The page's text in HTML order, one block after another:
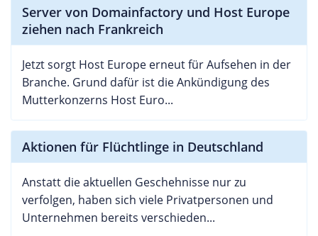
Server von Domainfactory und Host Europe
ziehen nach Frankreich
Jetzt sorgt Host Europe erneut für Aufsehen in der
Branche. Grund dafür ist die Ankündigung des
Mutterkonzerns Host Euro...
Aktionen für Flüchtlinge in Deutschland
Anstatt die aktuellen Geschehnisse nur zu
verfolgen, haben sich viele Privatpersonen und
Unternehmen bereits verschieden...